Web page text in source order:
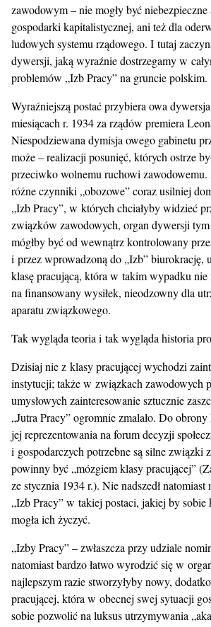
zawodowym – nie mogły być niebezpieczne
gospodarki kapitalistycznej, ani też dla
ludowych systemu rządowego. I tutaj
dywersji, jaką wyraźnie dostrzegamy w
problemów „Izb Pracy” na gruncie polskim.
Wyraźniejszą postać przybiera owa
miesiącach r. 1934 za rządów premiera
Niespodziewana dymisja owego gabinetu
może – realizacji posunięć, których ostrze
przeciwko wolnemu ruchowi
różne czynniki „obozowe” coraz usilniej
„Izb Pracy”, w których chciałyby widzieć
związków zawodowych, organ dywersji tym
mógłby być od wewnątrz kontrolowany
i przez wprowadzoną do „Izb” biurokrację,
klasę pracującą, która w takim wypadku nie
na finansowany wysiłek, nieodzowny dla
aparatu związkowego.
Tak wygląda teoria i tak wygląda historia
Dzisiaj nie z klasy pracującej wychodzi
instytucji; także w związkach zawodowych
umysłowych zainteresowanie sztucznie
„Jutra Pracy” ogromnie zmalało. Do
jej reprezentowania na forum decyzji
i gospodarczych potrzebne są silne związki
powinny być „mózgiem klasy pracującej”
ze stycznia 1934 r.). Nie nadszedł
„Izb Pracy” w takiej postaci, jakiej by sobie
mogła ich życzyć.
„Izby Pracy” – zwłaszcza przy udziale
natomiast bardzo łatwo wyrodzić się w
najlepszym razie stworzyłyby nowy,
pracującej, która w obecnej swej sytuacji
sobie pozwolić na luksus utrzymywania